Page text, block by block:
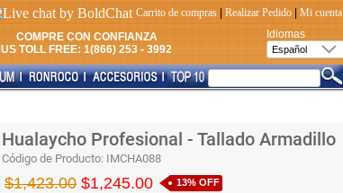
Carrito de compras Realizar Pedido
Mi cuenta
COMPRE CON CONFIANZA
US TOLL FREE: 1(866) 253 - 3992
Idiomas
Hualaycho Profesional - Tallado Armadillo
Código de Producto: IMCHA088
$1,423.00 $1,245.00 13% OFF